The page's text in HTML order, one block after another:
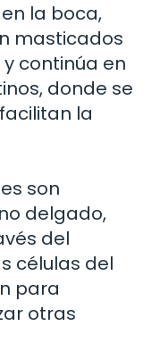
la boca,
masticados
continúa en
donde se
la
son
delgado,
del
células del
para
otras